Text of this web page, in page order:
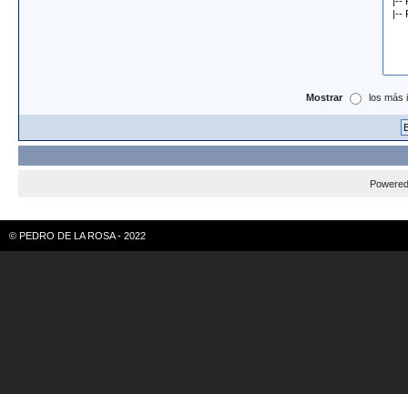
Mostrar los más
© PEDRO DE LA ROSA - 2022